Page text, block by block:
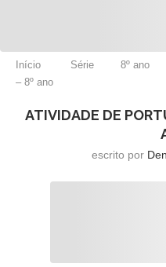
Início Série 8º ano
– 8º ano
ATIVIDADE DE
escrito por